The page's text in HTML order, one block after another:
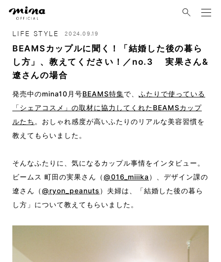
LIFE STYLE 2024.09.19
BEAMSカップルに聞く！「結婚した後の暮ら
し方」、教えてください！／no.3 実果さん&
遼さんの場合
発売中のmina10月号BEAMS特集で、 ふたりで使っている
「シェアコスメ」の取材に協力してくれたBEAMSカップ
ルたち 。おしゃれ感度が高いふたりのリアルな美容習慣を
教えてもらいました。
そんなふたりに、気になるカップル事情をインタビュー。
ビームス 町田の実果さん（@016_miiika ）、デザイン課の
遼さん（@ryon_peanuts ）夫婦は、「結婚した後の暮ら
し方」について教えてもらいました。